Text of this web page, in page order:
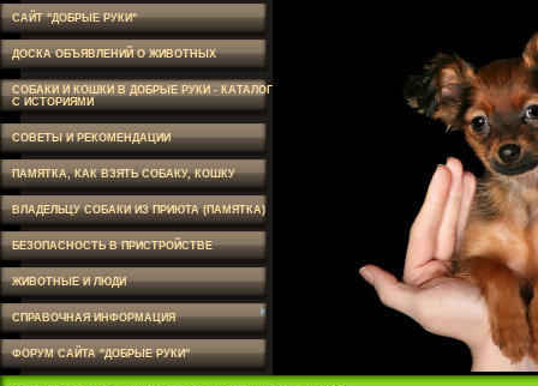
САЙТ "ДОБРЫЕ РУКИ"
ДОСКА ОБЪЯВЛЕНИЙ О ЖИВОТНЫХ
СОБАКИ И КОШКИ В ДОБРЫЕ РУКИ - КАТАЛОГ
С ИСТОРИЯМИ
СОВЕТЫ И РЕКОМЕНДАЦИИ
ПАМЯТКА, КАК ВЗЯТЬ СОБАКУ, КОШКУ
ВЛАДЕЛЬЦУ СОБАКИ ИЗ ПРИЮТА (ПАМЯТКА)
БЕЗОПАСНОСТЬ В ПРИСТРОЙСТВЕ
ЖИВОТНЫЕ И ЛЮДИ
СПРАВОЧНАЯ ИНФОРМАЦИЯ
ФОРУМ САЙТА "ДОБРЫЕ РУКИ"